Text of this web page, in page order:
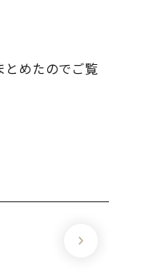
めたのでご覧